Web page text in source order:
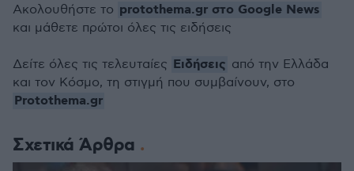
Σχετικά Άρθρα
Ακολουθήστε το protothema.gr στο Google News
και μάθετε πρώτοι όλες τις ειδήσεις
Δείτε όλες τις τελευταίες Ειδήσεις από την Ελλάδα
και τον Κόσμο, τη στιγμή που συμβαίνουν, στο
Protothema.gr